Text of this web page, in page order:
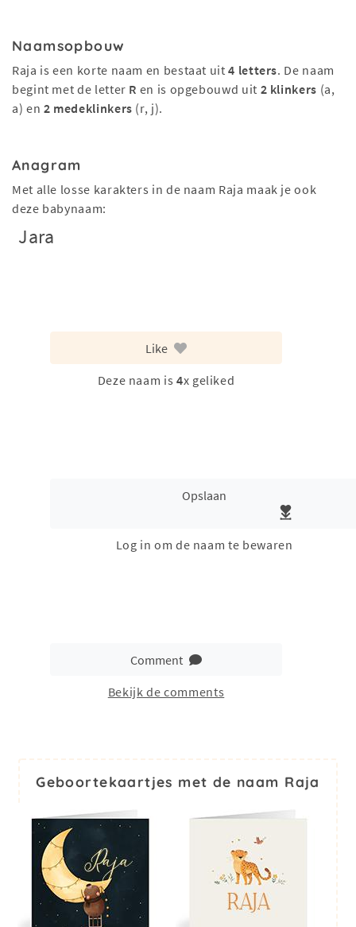
Naamsopbouw
Raja is een korte naam en bestaat uit4 letters. De naam
begint met de letter R en is opgebouwd uit 2 klinkers (a,
a) en 2 medeklinkers (r, j).
Anagram
Met alle losse karakters in de naam Raja maak je ook
deze babynaam:
Jara
Like
Deze naam is 4x geliked
Opslaan
Log in om de naam te bewaren
Comment
Bekijk de comments
Geboortekaartjes met de naam Raja